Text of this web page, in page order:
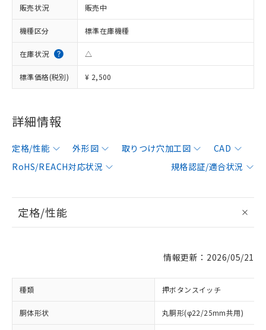
販売状況 販売中
機種区分 標準在庫機種
在庫状況 △
標準価格(税別) ¥ 2,500
詳細情報
定格/性能 外形図 取りつけ穴加工図
CAD
RoHS/REACH対応状況
規格認証/適合状況
定格/性能
情報更新：2026/05/21
種類 押ボタンスイッチ
胴体形状 丸胴形(φ22/25mm共用)